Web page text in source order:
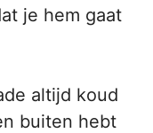
je hem gaat
altijd koud
buiten hebt